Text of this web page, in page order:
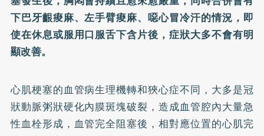
下巴牙齦痠麻、左手臂痠麻、噁心冒冷汗的情況，即
使在休息或服用口服舌下含片後，症狀大多不會有明
顯改善。
心肌梗塞的血管病生理機轉和狹心症不同，大多是冠
狀動脈粥狀硬化內膜斑塊破裂，造成血管腔內大量急
性血栓形成，血管完全阻塞後，相對應位置的心肌完